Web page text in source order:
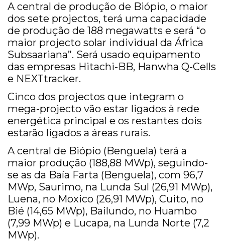
A central de produção de Biópio, o maior
dos sete projectos, terá uma capacidade
de produção de 188 megawatts e será “o
maior projecto solar individual da África
Subsaariana”. Será usado equipamento
das empresas Hitachi-BB, Hanwha Q-Cells
e NEXTtracker.
Cinco dos projectos que integram o
mega-projecto vão estar ligados à rede
energética principal e os restantes dois
estarão ligados a áreas rurais.
A central de Biópio (Benguela) terá a
maior produção (188,88 MWp), seguindo-
se as da Baía Farta (Benguela), com 96,7
MWp, Saurimo, na Lunda Sul (26,91 MWp),
Luena, no Moxico (26,91 MWp), Cuito, no
Bié (14,65 MWp), Bailundo, no Huambo
(7,99 MWp) e Lucapa, na Lunda Norte (7,2
MWp).